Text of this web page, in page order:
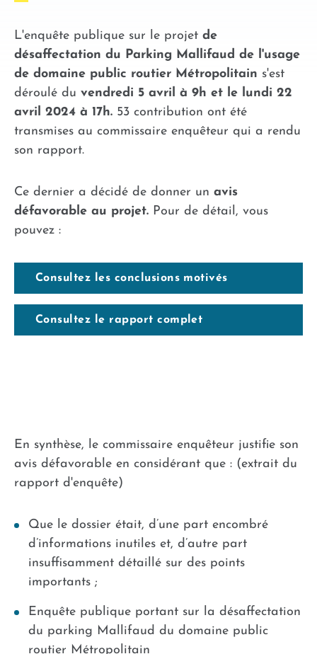
L'enquête publique sur le projet de
désaffectation du Parking Mallifaud de l'usage
de domaine public routier Métropolitain s'est
déroulé du vendredi 5 avril à 9h et le lundi 22
avril 2024 à 17h. 53 contribution ont été
transmises au commissaire enquêteur qui a rendu
son rapport.
Ce dernier a décidé de donner un avis
défavorable au projet. Pour de détail, vous
pouvez :
Consultez les conclusions motivés
Consultez le rapport complet
En synthèse, le commissaire enquêteur justifie son
avis défavorable en considérant que : (extrait du
rapport d'enquête)
Que le dossier était, d’une part encombré
d’informations inutiles et, d’autre part
insuffisamment détaillé sur des points
importants ;
Enquête publique portant sur la désaffectation
du parking Mallifaud du domaine public
routier Métropolitain